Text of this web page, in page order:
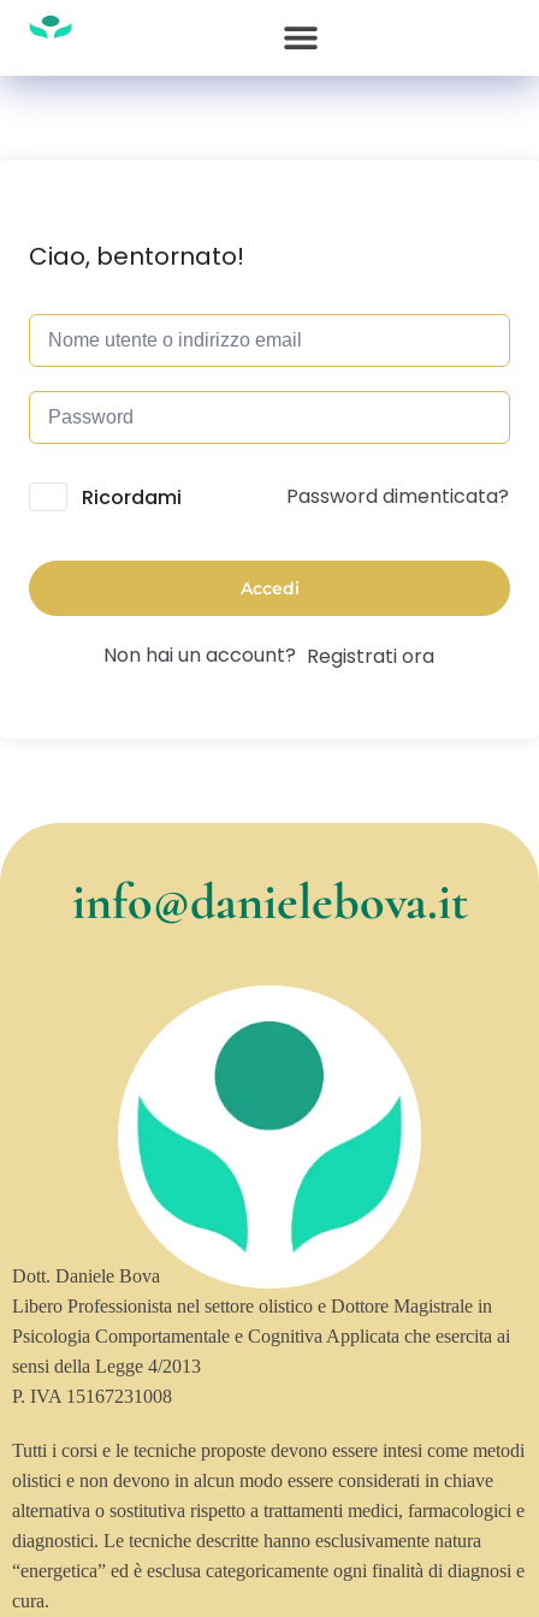
Ciao, bentornato!
Alternative:
Ricordami Password dimenticata?
Accedi
Non hai un account? Registrati ora
info@danielebova.it
Dott. Daniele Bova
Libero Professionista nel settore olistico e Dottore Magistrale in
Psicologia Comportamentale e Cognitiva Applicata che esercita ai
sensi della Legge 4/2013
P. IVA 15167231008
Tutti i corsi e le tecniche proposte devono essere intesi come metodi
olistici e non devono in alcun modo essere considerati in chiave
alternativa o sostitutiva rispetto a trattamenti medici, farmacologici e
diagnostici. Le tecniche descritte hanno esclusivamente natura
“energetica” ed è esclusa categoricamente ogni finalità di diagnosi e
cura.